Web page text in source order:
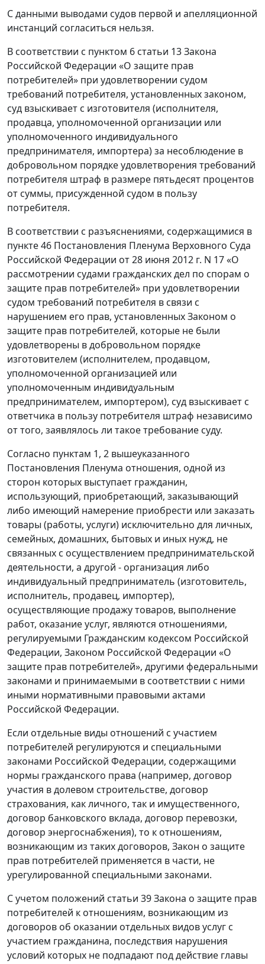
С данными выводами судов первой и апелляционной
инстанций согласиться нельзя.
В соответствии с пунктом 6 статьи 13 Закона
Российской Федерации «О защите прав
потребителей» при удовлетворении судом
требований потребителя, установленных законом,
суд взыскивает с изготовителя (исполнителя,
продавца, уполномоченной организации или
уполномоченного индивидуального
предпринимателя, импортера) за несоблюдение в
добровольном порядке удовлетворения требований
потребителя штраф в размере пятьдесят процентов
от суммы, присужденной судом в пользу
потребителя.
В соответствии с разъяснениями, содержащимися в
пункте 46 Постановления Пленума Верховного Суда
Российской Федерации от 28 июня 2012 г. N 17 «О
рассмотрении судами гражданских дел по спорам о
защите прав потребителей» при удовлетворении
судом требований потребителя в связи с
нарушением его прав, установленных Законом о
защите прав потребителей, которые не были
удовлетворены в добровольном порядке
изготовителем (исполнителем, продавцом,
уполномоченной организацией или
уполномоченным индивидуальным
предпринимателем, импортером), суд взыскивает с
ответчика в пользу потребителя штраф независимо
от того, заявлялось ли такое требование суду.
Согласно пунктам 1, 2 вышеуказанного
Постановления Пленума отношения, одной из
сторон которых выступает гражданин,
использующий, приобретающий, заказывающий
либо имеющий намерение приобрести или заказать
товары (работы, услуги) исключительно для личных,
семейных, домашних, бытовых и иных нужд, не
связанных с осуществлением предпринимательской
деятельности, а другой - организация либо
индивидуальный предприниматель (изготовитель,
исполнитель, продавец, импортер),
осуществляющие продажу товаров, выполнение
работ, оказание услуг, являются отношениями,
регулируемыми Гражданским кодексом Российской
Федерации, Законом Российской Федерации «О
защите прав потребителей», другими федеральными
законами и принимаемыми в соответствии с ними
иными нормативными правовыми актами
Российской Федерации.
Если отдельные виды отношений с участием
потребителей регулируются и специальными
законами Российской Федерации, содержащими
нормы гражданского права (например, договор
участия в долевом строительстве, договор
страхования, как личного, так и имущественного,
договор банковского вклада, договор перевозки,
договор энергоснабжения), то к отношениям,
возникающим из таких договоров, Закон о защите
прав потребителей применяется в части, не
урегулированной специальными законами.
С учетом положений статьи 39 Закона о защите прав
потребителей к отношениям, возникающим из
договоров об оказании отдельных видов услуг с
участием гражданина, последствия нарушения
условий которых не подпадают под действие главы